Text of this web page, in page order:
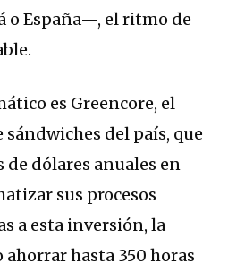
o España—, el ritmo de
es Greencore, el
del país, que
dólares anuales en
sus procesos
a esta inversión, la
hasta 350 horas